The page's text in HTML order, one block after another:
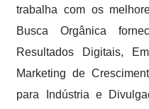
trabalha com os
Busca Orgânica
Resultados Digitais,
Marketing de
para Indústria e